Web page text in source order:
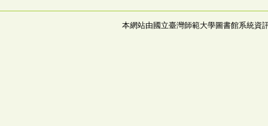
本網站由國立臺灣師範大學圖書館系統資